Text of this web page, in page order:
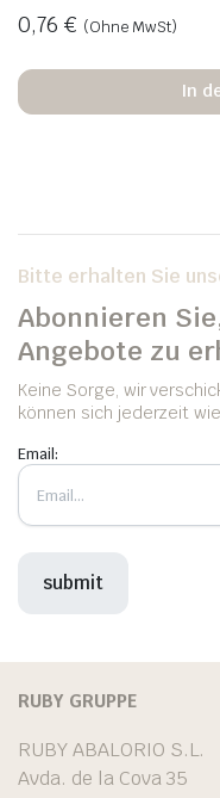
0,76 € (Ohne MwSt)
In
Bitte erhalten Sie
Abonnieren
Angebote zu
Keine Sorge, wir
können sich jederzeit
Email:
RUBY GRUPPE
RUBY ABALORIO S.L.
Avda. de la Cova 35